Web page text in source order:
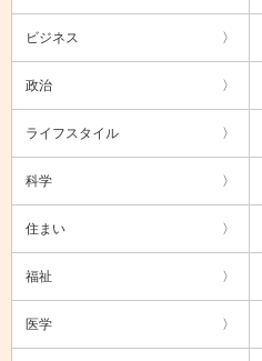
ビジネス
政治
ライフスタイル
科学
住まい
福祉
医学